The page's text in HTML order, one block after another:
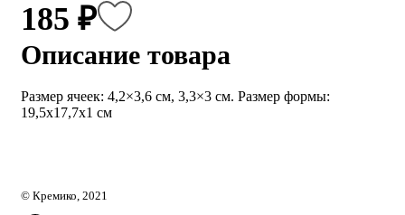
185 ₽
Описание товара
Размер ячеек: 4,2×3,6 см, 3,3×3 см. Размер формы:
19,5х17,7х1 см
© Кремико, 2021